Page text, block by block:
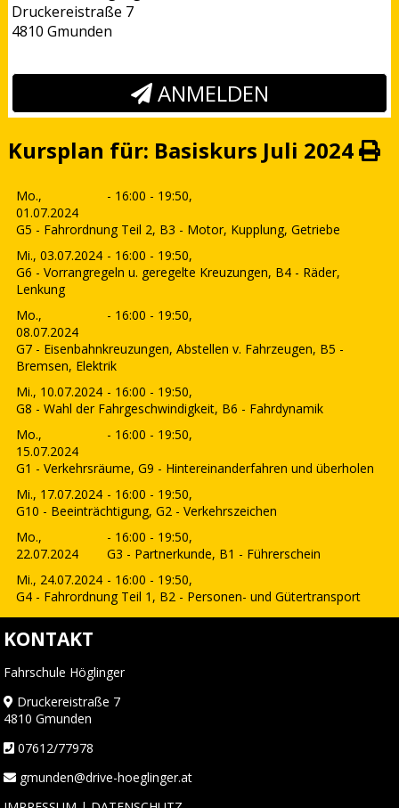
Druckereistraße 7
4810 Gmunden
ANMELDEN
Kursplan für: Basiskurs Juli 2024
Mo.,
01.07.2024
- 16:00 - 19:50,
G5 - Fahrordnung Teil 2, B3 - Motor, Kupplung, Getriebe
Mi., 03.07.2024 - 16:00 - 19:50,
G6 - Vorrangregeln u. geregelte Kreuzungen, B4 - Räder,
Lenkung
Mo.,
08.07.2024
- 16:00 - 19:50,
G7 - Eisenbahnkreuzungen, Abstellen v. Fahrzeugen, B5 -
Bremsen, Elektrik
Mi., 10.07.2024 - 16:00 - 19:50,
G8 - Wahl der Fahrgeschwindigkeit, B6 - Fahrdynamik
Mo.,
15.07.2024
- 16:00 - 19:50,
G1 - Verkehrsräume, G9 - Hintereinanderfahren und überholen
Mi., 17.07.2024 - 16:00 - 19:50,
G10 - Beeinträchtigung, G2 - Verkehrszeichen
Mo.,
22.07.2024
- 16:00 - 19:50,
G3 - Partnerkunde, B1 - Führerschein
Mi., 24.07.2024 - 16:00 - 19:50,
G4 - Fahrordnung Teil 1, B2 - Personen- und Gütertransport
KONTAKT
Fahrschule Höglinger
Druckereistraße 7
4810 Gmunden
07612/77978
gmunden@drive-hoeglinger.at